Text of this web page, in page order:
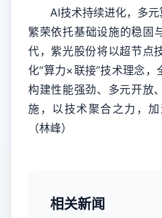
AI技术持续进化，多元
繁荣依托基础设施的稳固
代，紫光股份将以超节点
化“算力×联接”技术理念
构建性能强劲、多元开放
施，以技术聚合之力，加
（林峰）
相关新闻